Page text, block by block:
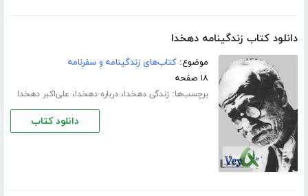
دانلود کتاب زندگینامه دهخدا
موضوع:کتاب‌های زندگینامه و سفرنامه
۱۸ صفحه
برچسب‌ها: زندگی دهخدا،درباره دهخدا، علی‌اکبر دهخدا
دانلود کتاب